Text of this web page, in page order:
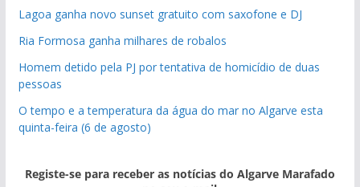
Lagoa ganha novo sunset gratuito com saxofone e DJ
Ria Formosa ganha milhares de robalos
Homem detido pela PJ por tentativa de homicídio de duas
pessoas
O tempo e a temperatura da água do mar no Algarve esta
quinta-feira (6 de agosto)
Registe-se para receber as notícias do Algarve Marafado